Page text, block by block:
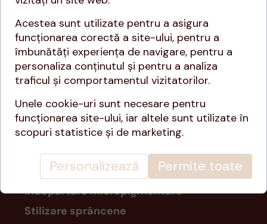
SERVICII
Micropigmentare sprancene
Micropigentare buze
Micropigmentare pleoape
Îndepartare micropigmentare
Stilizare sprâncene
Vă mulțumesc enorm că mă
alegeți și sunt de-a dreptul
onorată că purtați pe chip
amprenta muncii mele. Cu drag,
Elena!
Acestea sunt utilizate pentru a asigura
funcționarea corectă a site-ului, pentru a
îmbunătăți experiența de navigare, pentru a
personaliza conținutul și pentru a analiza
traficul și comportamentul vizitatorilor.
Unele cookie-uri sunt necesare pentru
funcționarea site-ului, iar altele sunt utilizate în
scopuri statistice și de marketing.
Personalizează Permite toate